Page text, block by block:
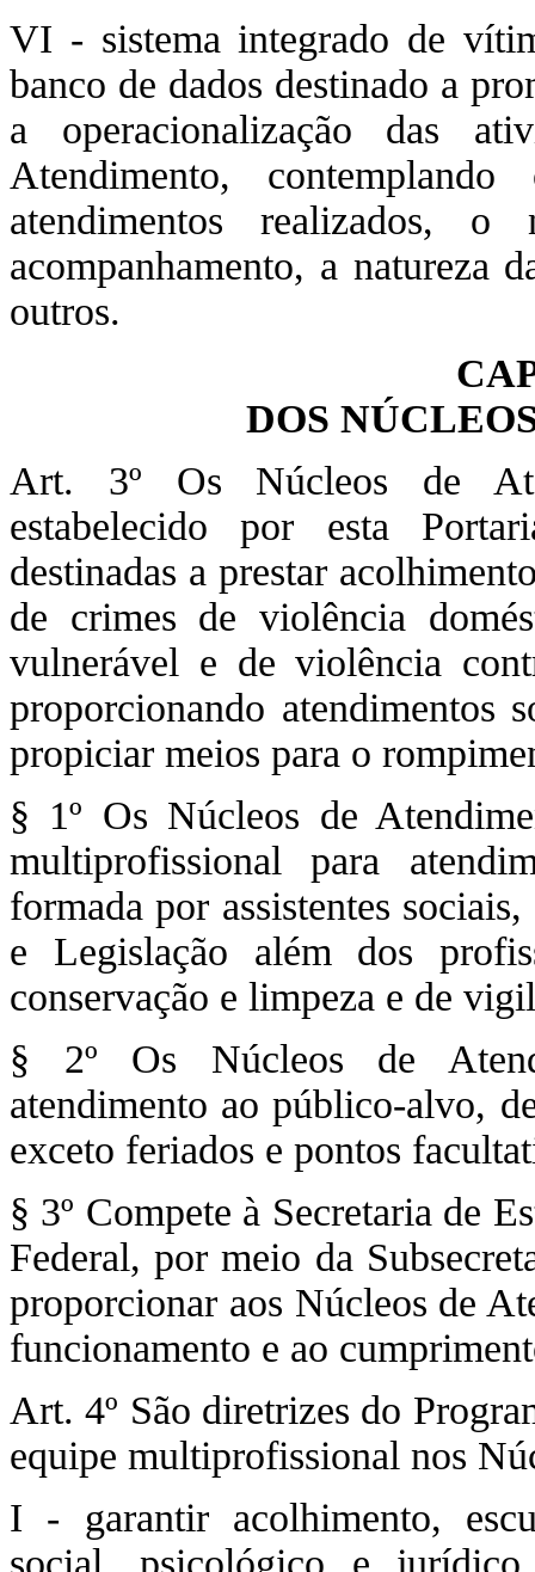
VI - sistema integrado de
banco de dados destinado a
a operacionalização das
Atendimento,
atendimentos realizados, o
acompanhamento, a natureza
outros.
DOS
Art. 3º Os Núcleos de
estabelecido por esta
destinadas a prestar
de crimes de violência
vulnerável e de violência
proporcionando
propiciar meios para o
§ 1º Os Núcleos de
multiprofissional para
formada por assistentes
e Legislação além dos
conservação e limpeza e de
§ 2º Os Núcleos de
atendimento ao público-alvo,
exceto feriados e pontos
§ 3º Compete à Secretaria de
Federal, por meio da
proporcionar aos Núcleos de
funcionamento e ao
Art. 4º São diretrizes do
equipe multiprofissional nos
I - garantir acolhimento,
social, psicológico e